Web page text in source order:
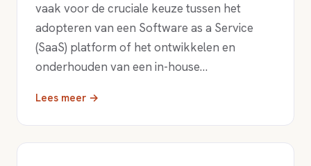
vaak voor de cruciale keuze tussen het
adopteren van een Software as a Service
(SaaS) platform of het ontwikkelen en
onderhouden van een in-house…
Lees meer →